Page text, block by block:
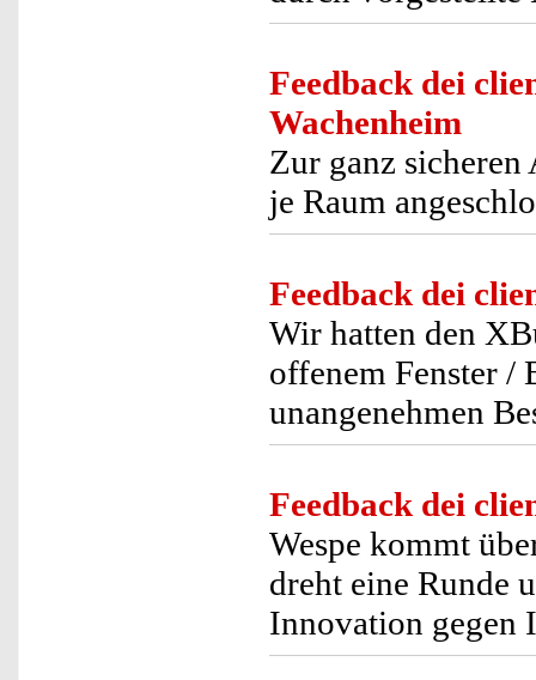
Feedback dei
Wachenheim
Zur ganz
je Raum
Feedback dei
Wir hatten den
offenem Fenster /
unangenehmen
Feedback dei
Wespe kommt
dreht eine Runde
Innovation gegen